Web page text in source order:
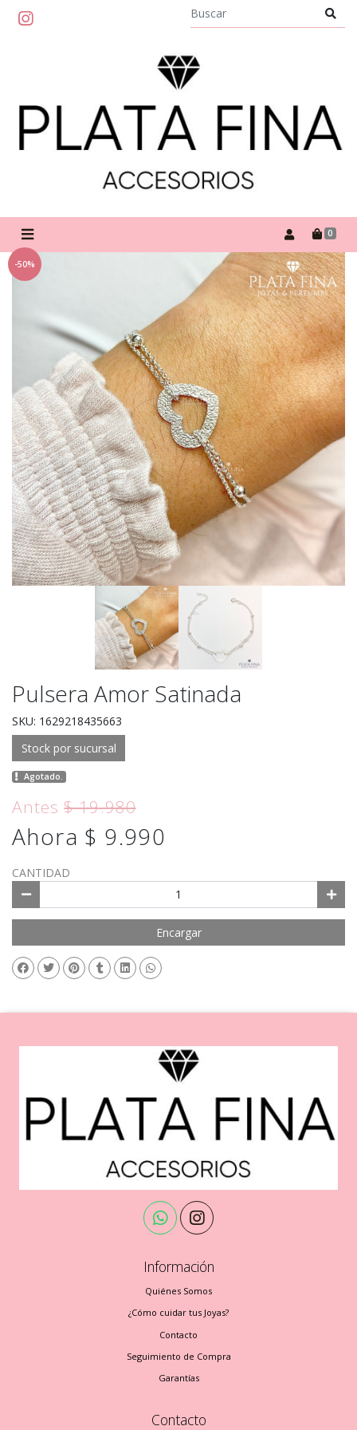
0
-50%
Pulsera Amor Satinada
SKU: 1629218435663
Stock por sucursal
Agotado.
Antes$ 19.980
Ahora $ 9.990
CANTIDAD
Encargar
Información
Quiénes Somos
¿Cómo cuidar tus Joyas?
Contacto
Seguimiento de Compra
Garantías
Contacto